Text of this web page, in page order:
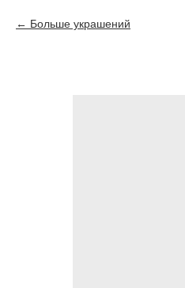
Больше украшений